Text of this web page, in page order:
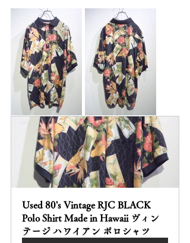
Used 80's Vintage RJC BLACK
Polo Shirt Made in Hawaii ヴィン
テージ ハワイアン ポロシャツ